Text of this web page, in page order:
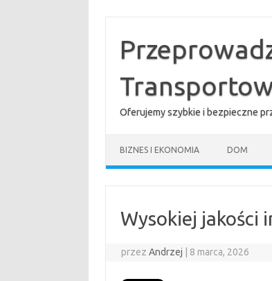
treści
Oferujemy szybkie i bezpieczne
BIZNES I EKONOMIA DOM
Wysokiej jakości
przezAndrzej 8 marca, 2026